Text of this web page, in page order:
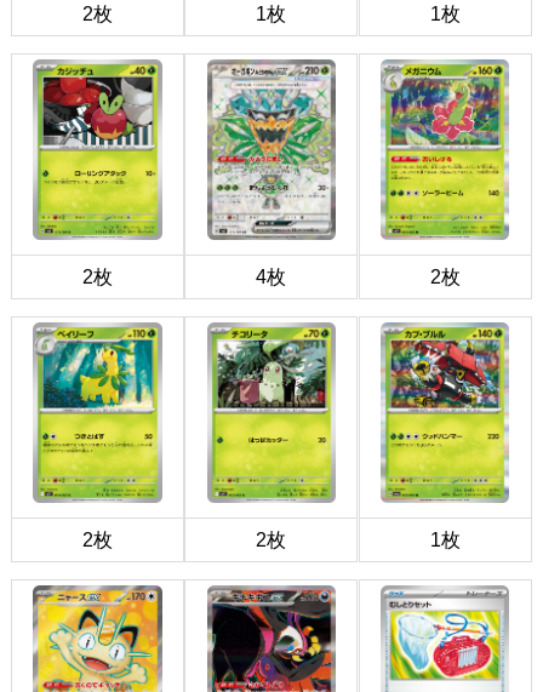
2枚 1枚 1枚
2枚 4枚 2枚
2枚 2枚 1枚